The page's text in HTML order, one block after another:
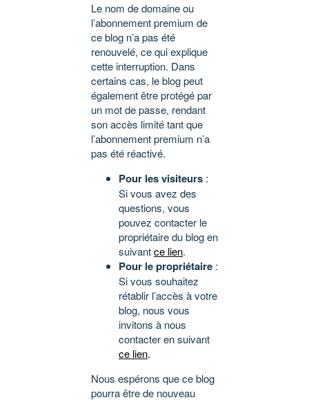
Le nom de domaine ou
l’abonnement premium de
ce blog n’a pas été
renouvelé, ce qui explique
cette interruption. Dans
certains cas, le blog peut
également être protégé par
un mot de passe, rendant
son accès limité tant que
l’abonnement premium n’a
pas été réactivé.
Pour les visiteurs :
Si vous avez des
questions, vous
pouvez contacter le
propriétaire du blog en
suivantce lien.
Pour le propriétaire :
Si vous souhaitez
rétablir l’accès à votre
blog, nous vous
invitons à nous
contacter en suivant
ce lien.
Nous espérons que ce blog
pourra être de nouveau